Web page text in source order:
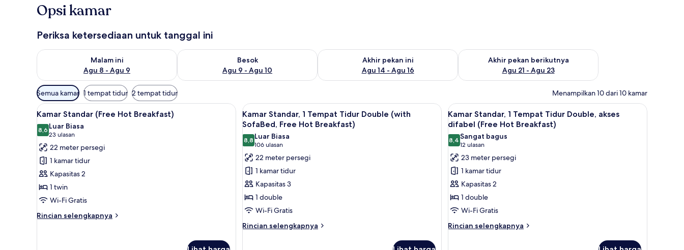
Opsi kamar
Periksa ketersediaan untuk tanggal ini
Malam ini
Agu 8 - Agu 9
Periksa ketersediaan untuk malam ini Agu 8 - Agu 9
Besok
Agu 9 - Agu 10
Periksa ketersediaan untuk besok Agu 9 - Agu 10
Akhir pekan ini
Agu 14 - Agu 16
Periksa ketersediaan untuk akhir pekan ini Agu 14 - Agu 16
Akhir pekan berikutnya
Agu 21 - Agu 23
Periksa ketersediaan untuk akhir pekan berikutnya Agu 21 -
Filter
tersedia
untuk
kamar
Semua kamar 1 tempat tidur 2 tempat tidur Menampilkan 10 dari 10 kamar
Lihat
semua
foto
untuk
Kamar
Standar
(Free
Hot
Breakfast)
Seprai antialergi, brankas, meja kerja, dan ruang kerja ramah laptop
6
Kamar Standar (Free Hot Breakfast)
8,68,6 dari 10
Luar Biasa
23 ulasan
(23
ulasan)
22 meter persegi
1 kamar tidur
Kapasitas 2
1 twin
Wi-Fi Gratis
Rincian selengkapnya
Rincian
Lihat
semua
foto
untuk
Kamar
Standar,
Tempat
Tidur
Double
(with
Seprai antialergi, brankas, meja kerja, dan ruang kerja ramah laptop
4
Kamar Standar, 1 Tempat Tidur Double (with
SofaBed, Free Hot Breakfast)
8,88,8 dari 10
Luar Biasa
106 ulasan
(106
ulasan)
22 meter persegi
1 kamar tidur
Kapasitas 3
1 double
Wi-Fi Gratis
Rincian selengkapnya
Rincian
Lihat
semua
foto
untuk
Kamar
Standar,
Tempat
Tidur
Double,
akses
Kamar Standar, 1 Tempat Tidur Double,
8
Kamar Standar, 1 Tempat Tidur Double, akses
difabel (Free Hot Breakfast)
8,48,4 dari 10
Sangat bagus
12 ulasan
(12
ulasan)
23 meter persegi
1 kamar tidur
Kapasitas 2
1 double
Wi-Fi Gratis
Rincian selengkapnya
Rincian